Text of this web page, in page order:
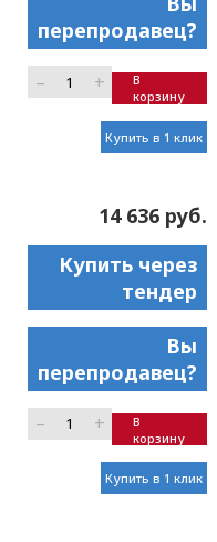
перепродавец?
– +
В
корзину
Купить в 1 клик
14 636 руб.
Купить через
тендер
Вы
перепродавец?
– +
В
корзину
Купить в 1 клик